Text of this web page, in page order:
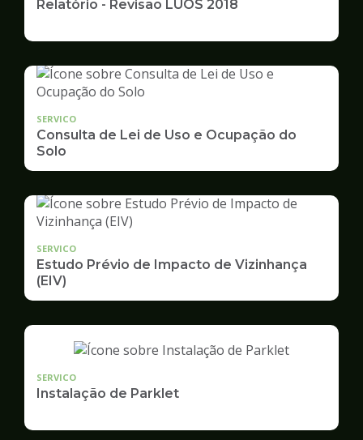
Relatório - Revisão LUOS 2018
SERVICO
Consulta de Lei de Uso e Ocupação do
Solo
SERVICO
Estudo Prévio de Impacto de Vizinhança
(EIV)
SERVICO
Instalação de Parklet